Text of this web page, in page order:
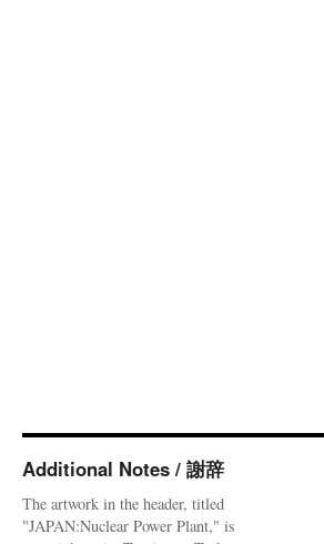
Additional Notes / 謝辞
The artwork in the header, titled
"JAPAN:Nuclear Power Plant," is